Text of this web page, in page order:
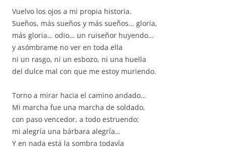
Vuelvo los ojos a mi propia historia.
Sueños, más sueños y más sueños… gloria,
más gloria… odio… un ruiseñor huyendo…
y asómbrame no ver en toda ella
ni un rasgo, ni un esbozo, ni una huella
del dulce mal con que me estoy muriendo.
Torno a mirar hacia el camino andado…
Mi marcha fue una marcha de soldado,
con paso vencedor, a todo estruendo;
mi alegría una bárbara alegría…
Y en nada está la sombra todavía